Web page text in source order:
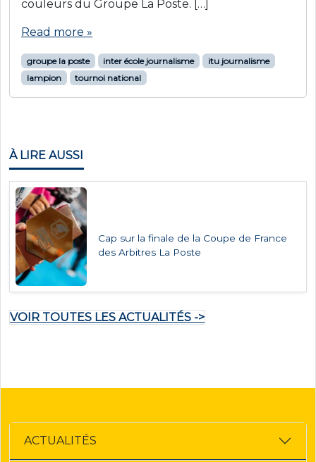
couleurs du Groupe La Poste. […]
Read more »
groupe la poste inter école journalisme
itu journalisme
lampion
tournoi national
À LIRE AUSSI
Cap sur la finale de la Coupe de France
des Arbitres La Poste
VOIR TOUTES LES ACTUALITÉS ->
ACTUALITÉS